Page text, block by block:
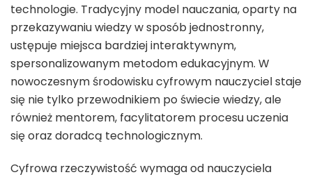
technologie. Tradycyjny model nauczania, oparty na
przekazywaniu wiedzy w sposób jednostronny,
ustępuje miejsca bardziej interaktywnym,
spersonalizowanym metodom edukacyjnym. W
nowoczesnym środowisku cyfrowym nauczyciel staje
się nie tylko przewodnikiem po świecie wiedzy, ale
również mentorem, facylitatorem procesu uczenia
się oraz doradcą technologicznym.
Cyfrowa rzeczywistość wymaga od nauczyciela